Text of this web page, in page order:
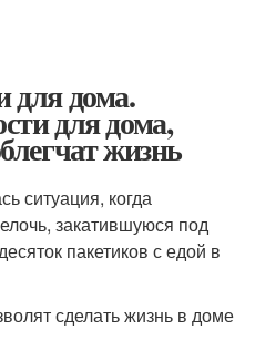
для дома.
для дома,
жизнь
ситуация, когда
закатившуюся под
пакетиков с едой в
сделать жизнь в доме